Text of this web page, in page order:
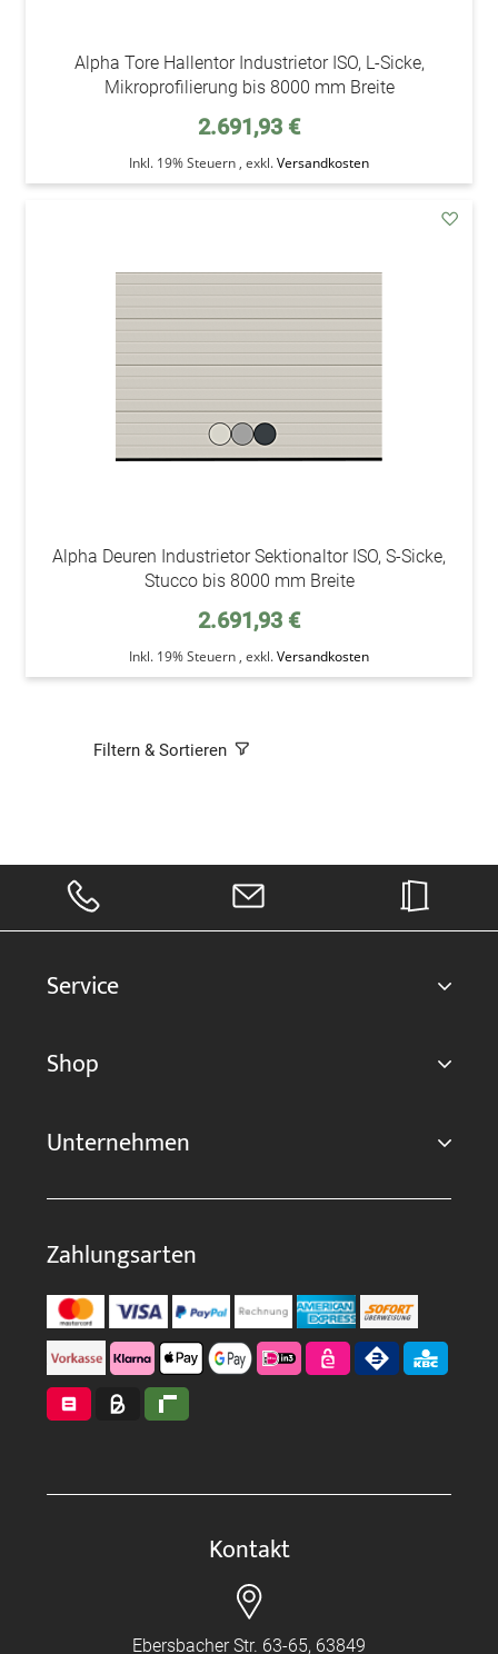
Alpha Tore Hallentor Industrietor ISO, L-Sicke,
Mikroprofilierung bis 8000 mm Breite
2.691,93 €
Inkl. 19% Steuern , exkl.Versandkosten
Alpha Deuren Industrietor Sektionaltor ISO, S-Sicke,
Stucco bis 8000 mm Breite
2.691,93 €
Inkl. 19% Steuern , exkl.Versandkosten
Filtern & Sortieren
Service
Shop
Unternehmen
Zahlungsarten
Kontakt
Ebersbacher Str. 63-65, 63849